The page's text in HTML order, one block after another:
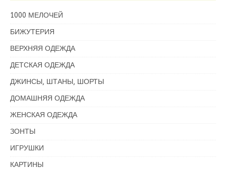
1000 МЕЛОЧЕЙ
БИЖУТЕРИЯ
ВЕРХНЯЯ ОДЕЖДА
ДЕТСКАЯ ОДЕЖДА
ДЖИНСЫ, ШТАНЫ, ШОРТЫ
ДОМАШНЯЯ ОДЕЖДА
ЖЕНСКАЯ ОДЕЖДА
ЗОНТЫ
ИГРУШКИ
КАРТИНЫ